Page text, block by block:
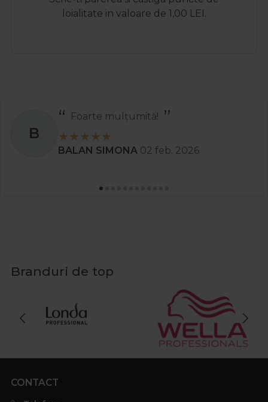
loialitate in valoare de 1,00 LEI.
B
Foarte mulțumită!
BALAN SIMONA 02 feb. 2026
Branduri de top
CONTACT